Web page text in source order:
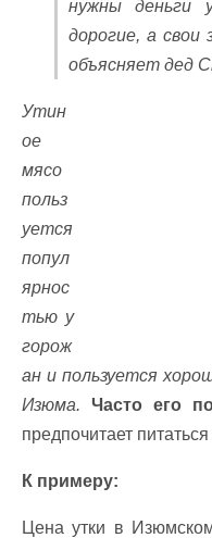
нужны деньги
дорогие, а свои
объясняет дед
Утин
ое
мясо
польз
уется
попул
ярнос
тью у
горож
ан и пользуется
Изюма.
Часто его
предпочитает
К примеру:
Цена утки в